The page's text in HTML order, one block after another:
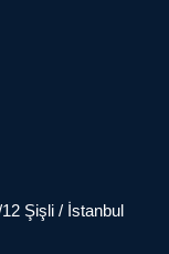
Şişli / İstanbul